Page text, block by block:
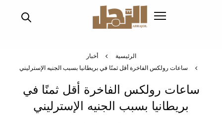
الرئيسية
أخبار
ساعات رولكس الفاخرة أقل ثمنًا في بريطانيا بسبب الجنيه الإسترليني
ساعات رولكس الفاخرة أقل ثمنًا في
بريطانيا بسبب الجنيه الإسترليني